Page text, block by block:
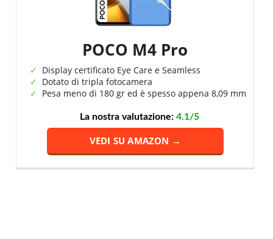
POCO M4 Pro
Display certificato Eye Care e Seamless
Dotato di tripla fotocamera
Pesa meno di 180 gr ed è spesso appena 8,09 mm
La nostra valutazione: 4.1/5
VEDI SU AMAZON →